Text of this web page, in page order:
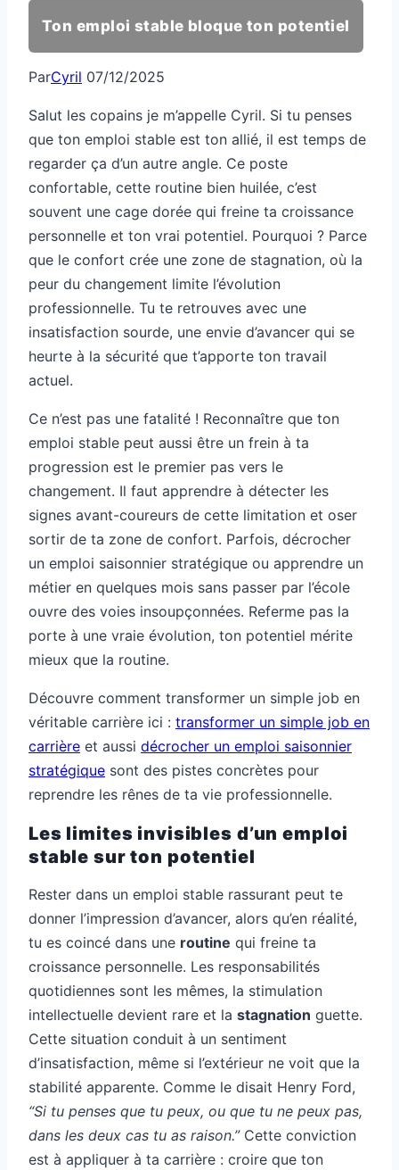
Ton emploi stable bloque ton potentiel
ParCyril 07/12/2025
Salut les copains je m’appelle Cyril. Si tu penses
que ton emploi stable est ton allié, il est temps de
regarder ça d’un autre angle. Ce poste
confortable, cette routine bien huilée, c’est
souvent une cage dorée qui freine ta croissance
personnelle et ton vrai potentiel. Pourquoi ? Parce
que le confort crée une zone de stagnation, où la
peur du changement limite l’évolution
professionnelle. Tu te retrouves avec une
insatisfaction sourde, une envie d’avancer qui se
heurte à la sécurité que t’apporte ton travail
actuel.
Ce n’est pas une fatalité ! Reconnaître que ton
emploi stable peut aussi être un frein à ta
progression est le premier pas vers le
changement. Il faut apprendre à détecter les
signes avant-coureurs de cette limitation et oser
sortir de ta zone de confort. Parfois, décrocher
un emploi saisonnier stratégique ou apprendre un
métier en quelques mois sans passer par l’école
ouvre des voies insoupçonnées. Referme pas la
porte à une vraie évolution, ton potentiel mérite
mieux que la routine.
Découvre comment transformer un simple job en
véritable carrière ici : transformer un simple job en
carrière et aussi décrocher un emploi saisonnier
stratégique sont des pistes concrètes pour
reprendre les rênes de ta vie professionnelle.
Les limites invisibles d’un emploi
stable sur ton potentiel
Rester dans un emploi stable rassurant peut te
donner l’impression d’avancer, alors qu’en réalité,
tu es coincé dans une routine qui freine ta
croissance personnelle. Les responsabilités
quotidiennes sont les mêmes, la stimulation
intellectuelle devient rare et la stagnation guette.
Cette situation conduit à un sentiment
d’insatisfaction, même si l’extérieur ne voit que la
stabilité apparente. Comme le disait Henry Ford,
“Si tu penses que tu peux, ou que tu ne peux pas,
dans les deux cas tu as raison.”Cette conviction
est à appliquer à ta carrière : croire que ton